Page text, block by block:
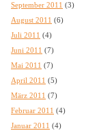
September 2011 (3)
August 2011 (6)
Juli 2011 (4)
Juni 2011 (7)
Mai 2011 (7)
April 2011 (5)
März 2011 (7)
Februar 2011 (4)
Januar 2011 (4)